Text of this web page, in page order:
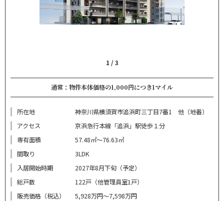
1 /3
通常：物件本体価格の1,000円につき1マイル
所在地
神奈川県横須賀市追浜町三丁目7番1 他（地番）
アクセス
京浜急行本線「追浜」駅徒歩１分
専有面積
57.48㎡～76.63㎡
間取り
3LDK
入居開始時期
2027年8月下旬（予定）
総戸数
122戸（他管理員室1戸）
販売価格（税込）
5,928万円～7,598万円